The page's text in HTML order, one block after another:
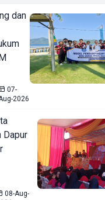
dan
07-
2026
Dapur
08-Aug-